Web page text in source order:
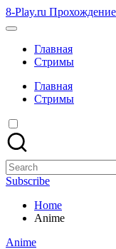
Skip
to
8-Play.ru
Главная
Стримы
Главная
Стримы
Search
for:
Subscribe
Home
Anime
Posted
Anime